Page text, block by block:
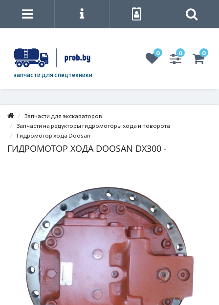
запчасти для спецтехники
0 0 0
Запчасти для экскаваторов
Запчасти на редукторы гидромоторы хода и поворота
Гидромотор хода Doosan
ГИДРОМОТОР ХОДА DOOSAN DX300 -